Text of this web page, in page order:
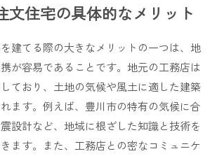
文住宅の具体的なメリット
建てる際の大きなメリットの一つは、地
が容易であることです。地元の工務店は
ており、土地の気候や風土に適した建築
ます。例えば、豊川市の特有の気候に合
設計など、地域に根ざした知識と技術を
ます。また、工務店との密なコミュニケ